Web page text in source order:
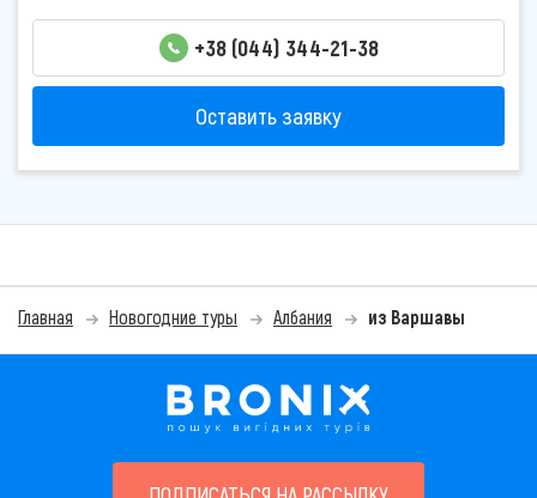
+38 (044) 344-21-38
Оставить заявку
Главная Новогодние туры Албания из Варшавы